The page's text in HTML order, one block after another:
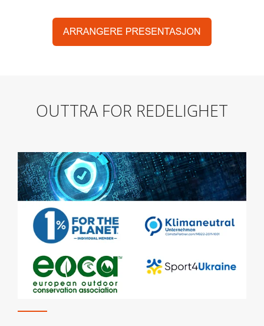
OUTTRA FOR REDELIGHET